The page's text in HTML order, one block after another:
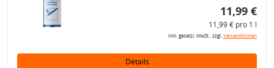
11,99 €
11,99 € pro 1 l
inkl. gesetzl. MwSt., zzgl.Versandkosten
Details